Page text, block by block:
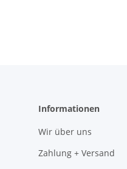
Informationen
Wir über uns
Zahlung + Versand